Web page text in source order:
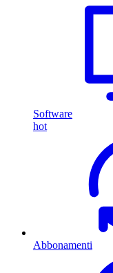
Software
hot
Abbonamenti